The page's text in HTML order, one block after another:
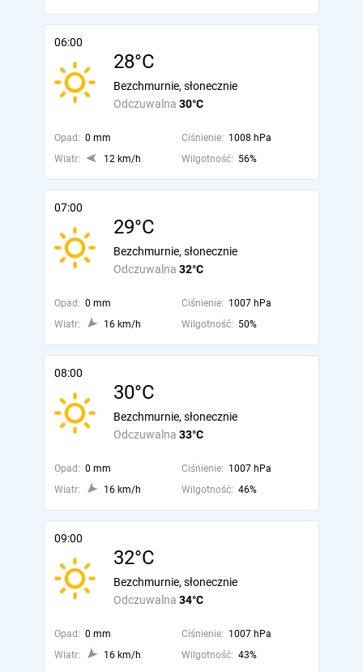
06:00
28°C
Odczuwalna 30°C
Bezchmurnie, słonecznie
Opad: 0 mm Ciśnienie: 1008 hPa
Wiatr:
12 km/h Wilgotność: 56%
07:00
29°C
Odczuwalna 32°C
Bezchmurnie, słonecznie
Opad: 0 mm Ciśnienie: 1007 hPa
Wiatr:
16 km/h Wilgotność: 50%
08:00
30°C
Odczuwalna 33°C
Bezchmurnie, słonecznie
Opad: 0 mm Ciśnienie: 1007 hPa
Wiatr:
16 km/h Wilgotność: 46%
09:00
32°C
Odczuwalna 34°C
Bezchmurnie, słonecznie
Opad: 0 mm Ciśnienie: 1007 hPa
Wiatr:
16 km/h Wilgotność: 43%